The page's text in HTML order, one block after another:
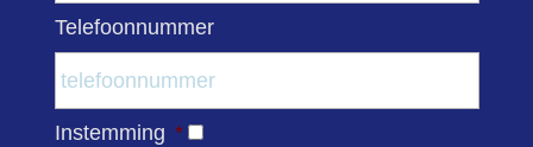
Telefoonnummer
Instemming *